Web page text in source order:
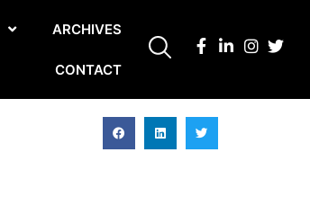
ARCHIVES
CONTACT